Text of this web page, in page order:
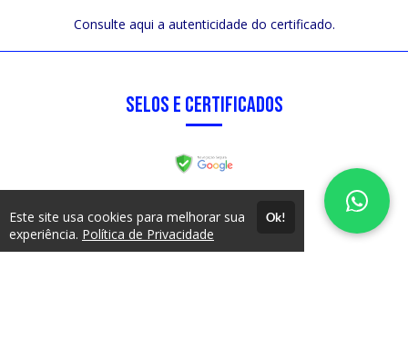
Consulte aqui a autenticidade do certificado.
SELOS E CERTIFICADOS
FORMAS DE PAGAMENTO
Este site usa cookies para melhorar sua
experiência. Política de Privacidade
Ok!